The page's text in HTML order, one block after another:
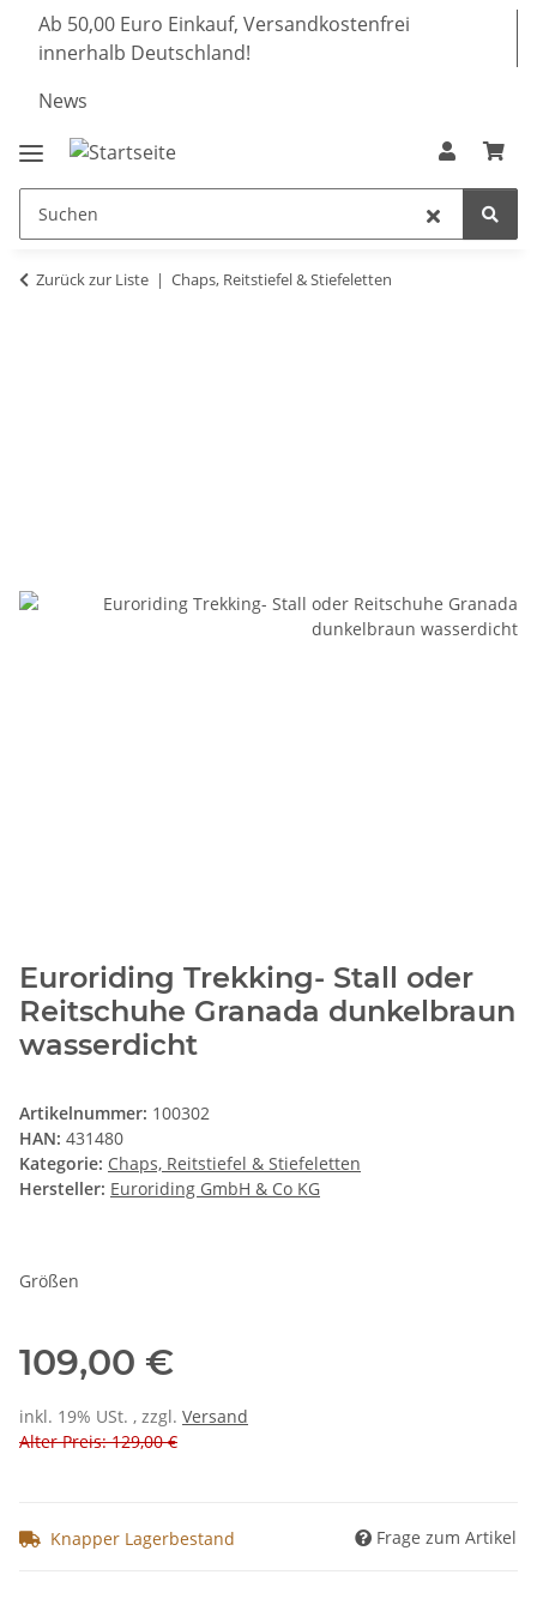
Ab 50,00 Euro Einkauf, Versandkostenfrei
innerhalb Deutschland!
News
Zurück zur Liste Chaps, Reitstiefel & Stiefeletten
Euroriding Trekking- Stall oder
Reitschuhe Granada dunkelbraun
wasserdicht
Artikelnummer: 100302
HAN: 431480
Kategorie: Chaps, Reitstiefel & Stiefeletten
Hersteller: Euroriding GmbH & Co KG
Größen
109,00 €
inkl. 19% USt. , zzgl. Versand
Alter Preis: 129,00 €
Knapper Lagerbestand Frage zum Artikel